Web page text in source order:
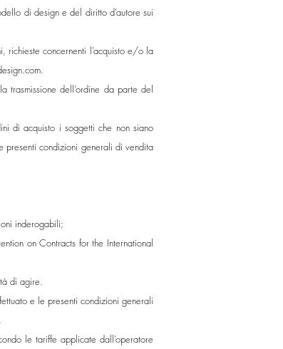
di design e del diritto d’autore sui
richieste concernenti l’acquisto e/o la
.
dell’ordine da parte del
di acquisto i soggetti che non siano
presenti condizioni generali di vendita
inderogabili;
on Contracts for the International
di agire.
e le presenti condizioni generali
le tariffe applicate dall’operatore